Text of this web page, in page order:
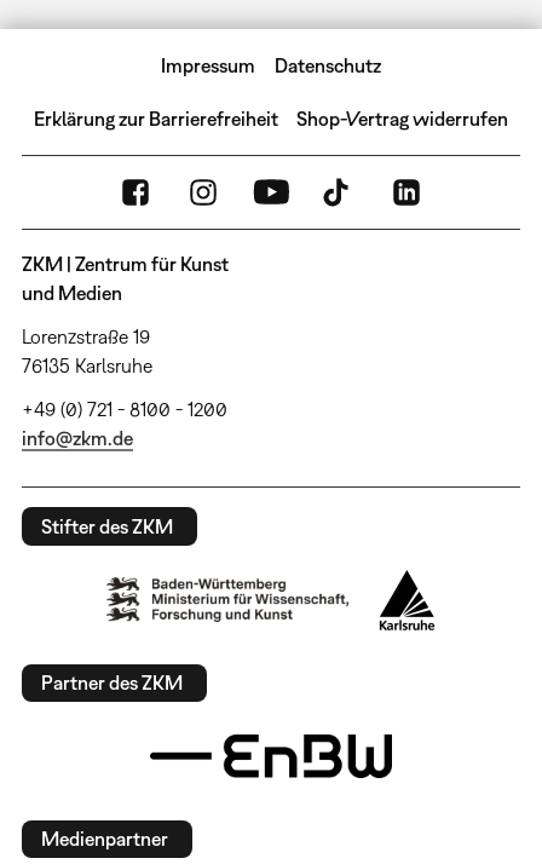
Impressum Datenschutz
Erklärung zur Barrierefreiheit Shop-Vertrag widerrufen
ZKM | Zentrum für Kunst
und Medien
Lorenzstraße 19
76135 Karlsruhe
+49 (0) 721 - 8100 - 1200
info@zkm.de
Stifter des ZKM
Partner des ZKM
Medienpartner